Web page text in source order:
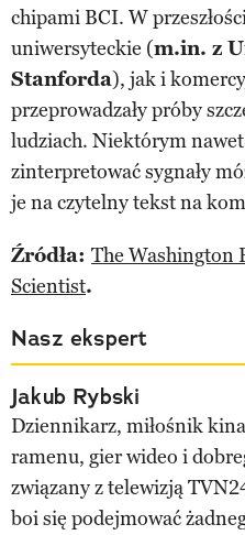
chipami BCI. W
uniwersyteckie (m.in. z
Stanforda), jak i
przeprowadzały próby
ludziach. Niektórym
zinterpretować sygnały
je na czytelny tekst na
Źródła: The Washington
Scientist.
Nasz ekspert
Jakub Rybski
Dziennikarz, miłośnik
ramenu, gier wideo i
związany z telewizją
boi się podejmować